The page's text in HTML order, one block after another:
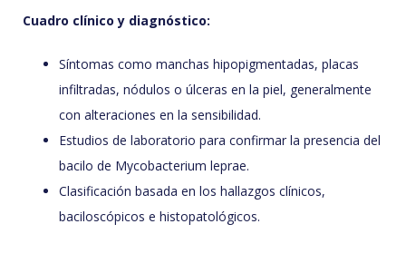
Cuadro clínico y diagnóstico:
Síntomas como manchas hipopigmentadas, placas
infiltradas, nódulos o úlceras en la piel, generalmente
con alteraciones en la sensibilidad.
Estudios de laboratorio para confirmar la presencia del
bacilo de Mycobacterium leprae.
Clasificación basada en los hallazgos clínicos,
baciloscópicos e histopatológicos.